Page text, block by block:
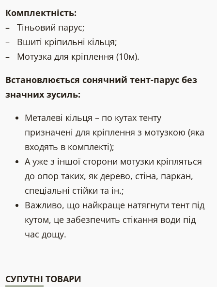
Комплектність:
– Тіньовий парус;
– Вшиті кріпильні кільця;
– Мотузка для кріплення (10м).
Встановлюється сонячний тент-парус без
значних зусиль:
Металеві кільця – по кутах тенту
призначені для кріплення з мотузкою (яка
входять в комплекті);
А уже з іншої сторони мотузки кріпляться
до опор таких, як дерево, стіна, паркан,
спеціальні стійки та ін.;
Важливо, що найкраще натягнути тент під
кутом, це забезпечить стікання води під
час дощу.
СУПУТНІ ТОВАРИ